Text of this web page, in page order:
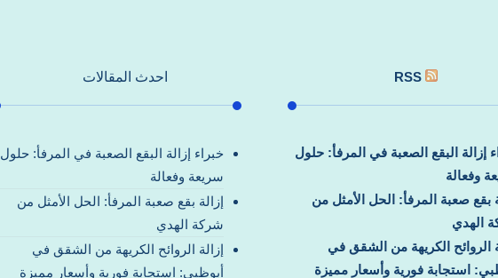
RSS
إزالة البقع الصعبة في المرفأ: حلول
وفعالة
بقع صعبة المرفأ: الحل الأمثل من
الهدي
الروائح الكريهة من الشقق في
استجابة فورية وأسعار مميزة
احدث المقالات
خبراء إزالة البقع الصعبة في المرفأ: حلول
سريعة وفعالة
إزالة بقع صعبة المرفأ: الحل الأمثل من
شركة الهدي
إزالة الروائح الكريهة من الشقق في
أبوظبي: استجابة فورية وأسعار مميزة